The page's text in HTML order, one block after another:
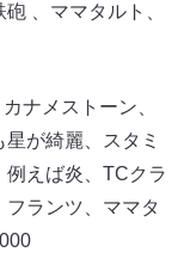
、ママタルト、
ナメストーン、
が綺麗、スタミ
えば炎、TCクラ
ランツ、ママタ